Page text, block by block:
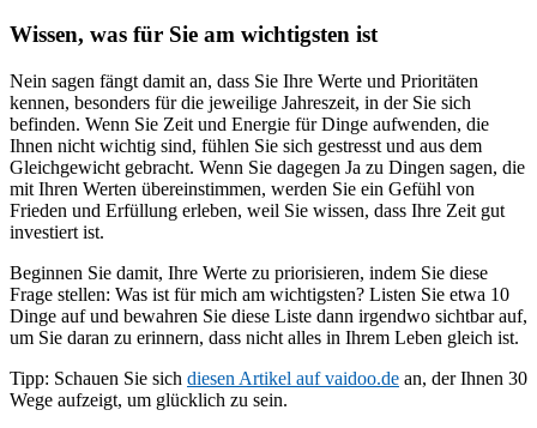
Wissen, was für Sie am wichtigsten ist
Nein sagen fängt damit an, dass Sie Ihre Werte und Prioritäten
kennen, besonders für die jeweilige Jahreszeit, in der Sie sich
befinden. Wenn Sie Zeit und Energie für Dinge aufwenden, die
Ihnen nicht wichtig sind, fühlen Sie sich gestresst und aus dem
Gleichgewicht gebracht. Wenn Sie dagegen Ja zu Dingen sagen, die
mit Ihren Werten übereinstimmen, werden Sie ein Gefühl von
Frieden und Erfüllung erleben, weil Sie wissen, dass Ihre Zeit gut
investiert ist.
Beginnen Sie damit, Ihre Werte zu priorisieren, indem Sie diese
Frage stellen: Was ist für mich am wichtigsten? Listen Sie etwa 10
Dinge auf und bewahren Sie diese Liste dann irgendwo sichtbar auf,
um Sie daran zu erinnern, dass nicht alles in Ihrem Leben gleich ist.
Tipp: Schauen Sie sich diesen Artikel auf vaidoo.de an, der Ihnen 30
Wege aufzeigt, um glücklich zu sein.